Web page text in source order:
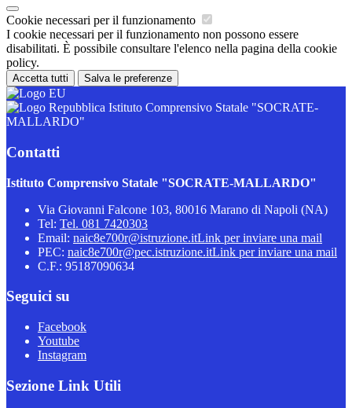
Cookie necessari per il funzionamento
I cookie necessari per il funzionamento non possono essere
disabilitati. È possibile consultare l'elenco nella pagina della cookie
policy.
Accetta tutti Salva le preferenze
Istituto Comprensivo Statale "SOCRATE-
MALLARDO"
Contatti
Istituto Comprensivo Statale "SOCRATE-MALLARDO"
Via Giovanni Falcone 103, 80016 Marano di Napoli (NA)
Tel: Tel. 081 7420303
Email: naic8e700r@istruzione.itLink per inviare una mail
PEC: naic8e700r@pec.istruzione.itLink per inviare una mail
C.F.: 95187090634
Seguici su
Facebook
Youtube
Instagram
Sezione Link Utili